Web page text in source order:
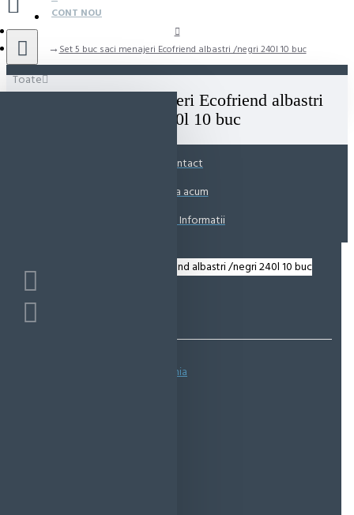
CONT NOU
Toate
Set 5 buc saci menajeri Ecofriend albastri /negri 240l 10 buc
Set 5 buc saci menajeri Ecofriend albastri
/negri 240l 10 buc
Contact
Suna acum
Solicita Informatii
Spune-ţi opinia